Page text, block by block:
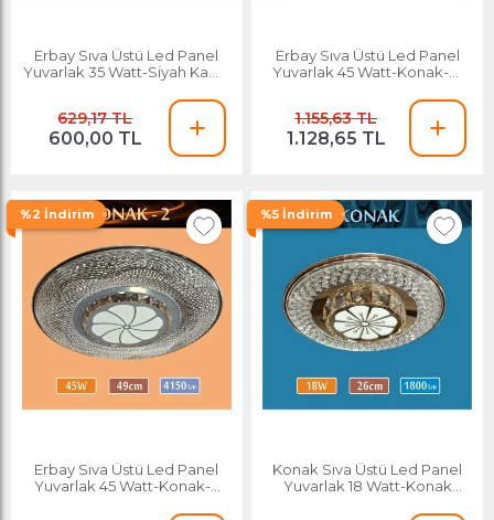
Erbay Sıva Üstü Led Panel
Yuvarlak 35 Watt-Siyah Kasa-
629,17 TL
600,00 TL
Erbay Sıva Üstü Led Panel
Yuvarlak 45 Watt-Konak-3-
1.155,63 TL
1.128,65 TL
%2 İndirim
Erbay Sıva Üstü Led Panel
Yuvarlak 45 Watt-Konak-2
%5 İndirim
Konak Sıva Üstü Led Panel
Yuvarlak 18 Watt-Konak